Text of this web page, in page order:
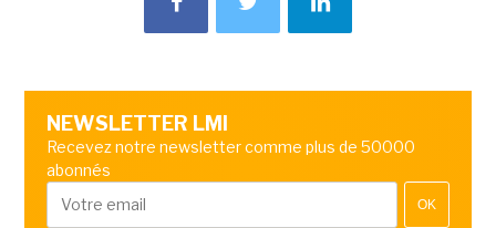
NEWSLETTER LMI
Recevez notre newsletter comme plus de 50000
abonnés
OK